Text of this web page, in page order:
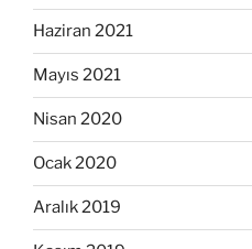
Haziran 2021
Mayıs 2021
Nisan 2020
Ocak 2020
Aralık 2019